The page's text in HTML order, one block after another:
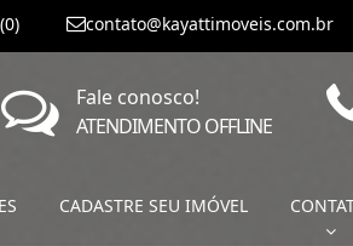
contato@kayattimoveis.com.br
0)
CADASTRE SEU IMÓVEL
Fale conosco!
ATENDIMENTO OFFLINE